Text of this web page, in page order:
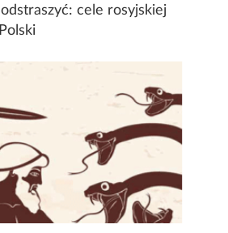
cele rosyjskiej